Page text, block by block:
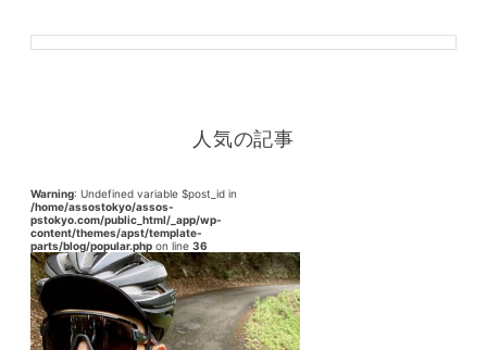
人気の記事
Warning: Undefined variable $post_id in
/home/assostokyo/assos-
pstokyo.com/public_html/_app/wp-
content/themes/apst/template-
parts/blog/popular.php on line 36